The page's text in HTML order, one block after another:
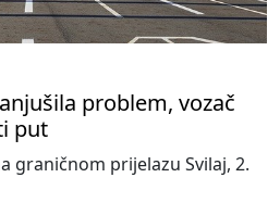
problem, vozač
put
graničnom prijelazu Svilaj, 2.